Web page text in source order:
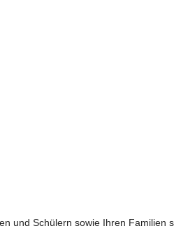
und Schülern sowie Ihren Familien